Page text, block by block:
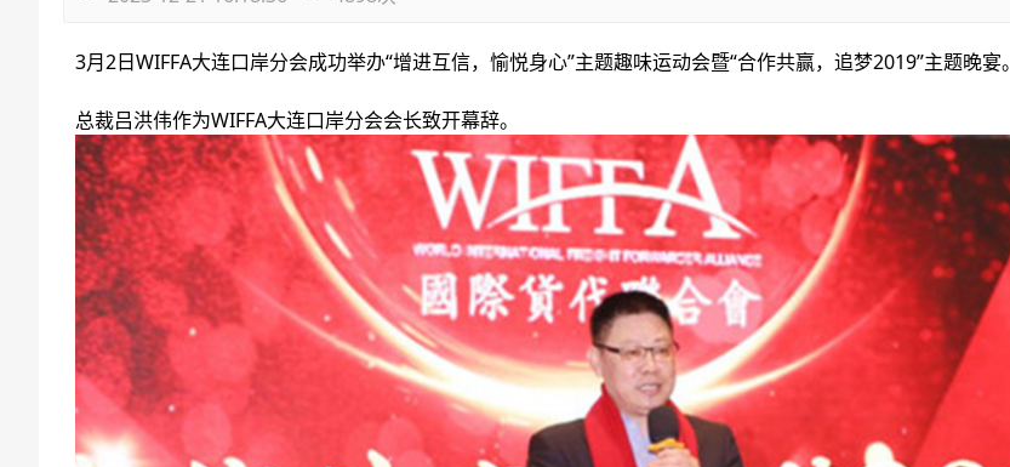
3月2日WIFFA大连口岸分会成功举办“增进互信，愉悦身心”主题趣味运动会暨“合作共赢，追梦2019”主题晚宴。
总裁吕洪伟作为WIFFA大连口岸分会会长致开幕辞。